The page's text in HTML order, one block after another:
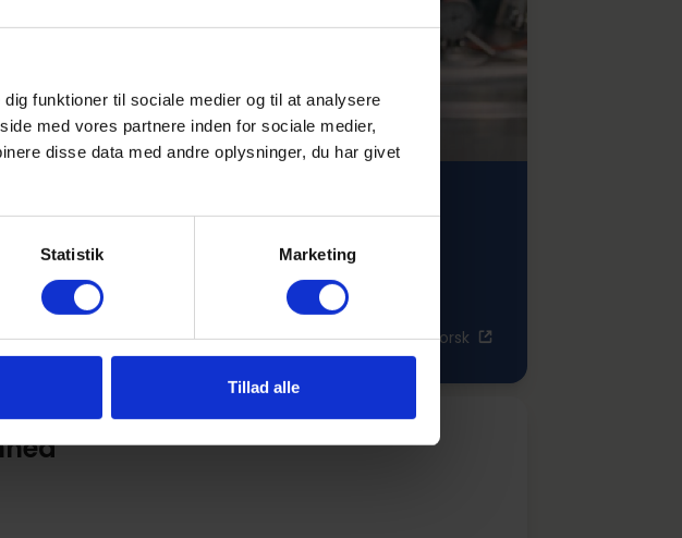
funktioner til sociale medier og til at analysere
med vores partnere inden for sociale medier,
disse data med andre oplysninger, du har givet
Statistik Marketing
Tillad alle
Udforsk